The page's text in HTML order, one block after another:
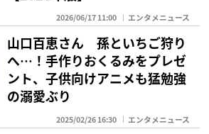
2026/06/17 11:00 エンタメニュース
山口百恵さん 孫といちご狩り
へ…！手作りおくるみをプレゼ
ント、子供向けアニメも猛勉強
の溺愛ぶり
2025/02/26 16:30 エンタメニュース